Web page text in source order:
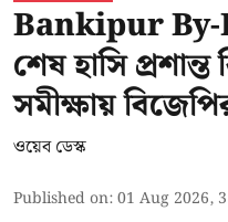
Bankipur By-
শেষ হাসি
সমীক্ষায়
ওয়েব ডেস্ক
Published on:01 Aug 2026,